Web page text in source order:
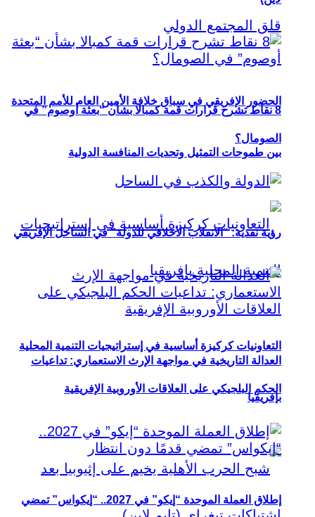
الحضور الإفريقي في سباق خلافة الأمين العام للأمم المتحدة
بين طموحات التمثيل وتحديات المنافسة الدولية
التعاونيات كركيزة أساسية في إستراتيجيات التنمية المحلية
بإفريقيا
8 نقاط تشرح قرارات قمة كمبالا بشأن “بعثة أوصوم” في
الصومال؟
رؤية نقدية: “الانقلاب الأخلاقي للدولة” في الساحل الإفريقي
العدالة التاريخية في مواجهة الإرث الاستعماري: تداعيات
الحكم البلجيكي على العلاقات الأوروبية الإفريقية
إطلاق العملة الموحدة “إيكو” في 2027.. “إيكواس” تمضي